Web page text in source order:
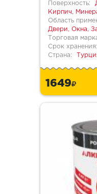
Поверхность:
Кирпич,
Область
Двери, Окна,
Торговая
Срок хранения:
Страна:
1649